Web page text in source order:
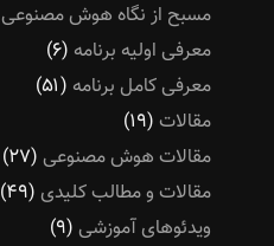
مسبح از نگاه هوش مصنوعی
معرفی اولیه برنامه (۶)
معرفی کامل برنامه (۵۱)
مقالات (۱۹)
مقالات هوش مصنوعی (۲۷)
مقالات و مطالب کلیدی (۴۹)
ویدئوهای آموزشی (۹)